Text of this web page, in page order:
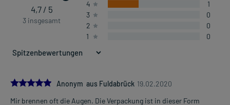
4,7 / 5
3 insgesamt
4
1
3
0
2
0
1
0
5.0Anonym aus Fuldabrück 19.02.2020
Mir brennen oft die Augen. Die Verpackung ist in dieser Form